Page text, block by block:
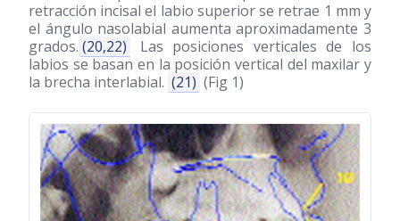
retracción incisal el labio superior se retrae 1 mm y
el ángulo nasolabial aumenta aproximadamente 3
grados. (20,22)
Las posiciones verticales de los
labios se basan en la posición vertical del maxilar y
la brecha interlabial. (21) (Fig 1)